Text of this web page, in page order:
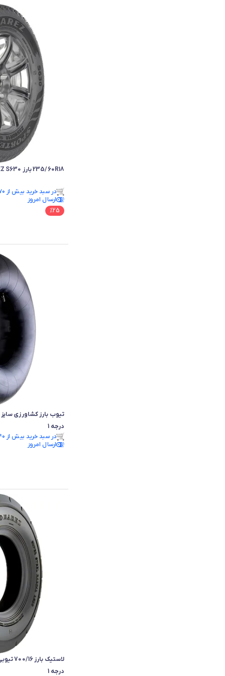
235/60R18 بارز BAREZ S630 درجه 1
در سبد خرید بیش از ۷۰ نفر.
در سبد خرید بیش از ۷۰ نفر.
ارسال امروز
%25
درجه 1
در سبد خرید بیش از ۴۰ نفر.
در سبد خرید بیش از ۴۰ نفر.
ارسال امروز
درجه 1